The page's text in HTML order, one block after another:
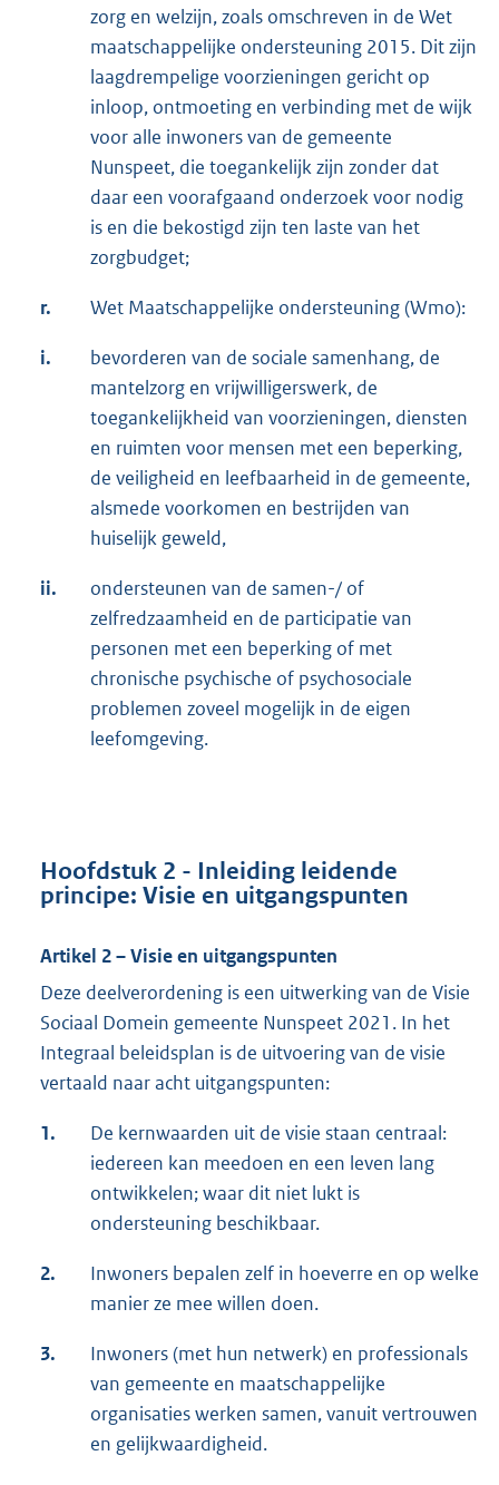
zorg en welzijn, zoals omschreven in de Wet
maatschappelijke ondersteuning 2015. Dit zijn
laagdrempelige voorzieningen gericht op
inloop, ontmoeting en verbinding met de wijk
voor alle inwoners van de gemeente
Nunspeet, die toegankelijk zijn zonder dat
daar een voorafgaand onderzoek voor nodig
is en die bekostigd zijn ten laste van het
zorgbudget;
r. Wet Maatschappelijke ondersteuning (Wmo):
i.
bevorderen van de sociale samenhang, de
mantelzorg en vrijwilligerswerk, de
toegankelijkheid van voorzieningen, diensten
en ruimten voor mensen met een beperking,
de veiligheid en leefbaarheid in de gemeente,
alsmede voorkomen en bestrijden van
huiselijk geweld,
ii.
ondersteunen van de samen-/ of
zelfredzaamheid en de participatie van
personen met een beperking of met
chronische psychische of psychosociale
problemen zoveel mogelijk in de eigen
leefomgeving.
Hoofdstuk 2 - Inleiding leidende
principe: Visie en uitgangspunten
Artikel 2 – Visie en uitgangspunten
Deze deelverordening is een uitwerking van de Visie
Sociaal Domein gemeente Nunspeet 2021. In het
Integraal beleidsplan is de uitvoering van de visie
vertaald naar acht uitgangspunten:
1.
De kernwaarden uit de visie staan centraal:
iedereen kan meedoen en een leven lang
ontwikkelen; waar dit niet lukt is
ondersteuning beschikbaar.
2.
Inwoners bepalen zelf in hoeverre en op welke
manier ze mee willen doen.
3.
Inwoners (met hun netwerk) en professionals
van gemeente en maatschappelijke
organisaties werken samen, vanuit vertrouwen
en gelijkwaardigheid.